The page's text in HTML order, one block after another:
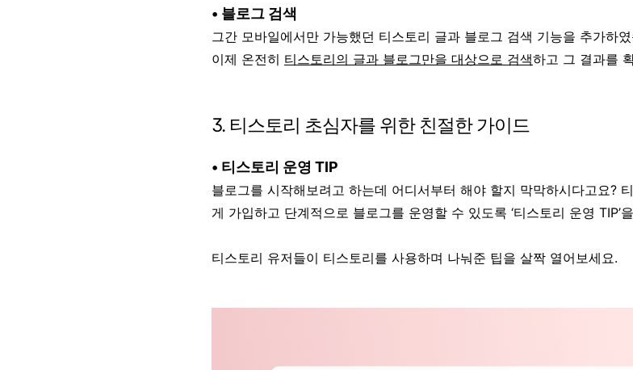
• 블로그 검색
그간 모바일에서만 가능했던 티스토리 글과 블로그 검색 기능을 추가하
이제 온전히 티스토리의 글과 블로그만을 대상으로 검색하고 그 결과를
3. 티스토리 초심자를 위한 친절한 가이드
• 티스토리 운영 TIP
블로그를 시작해보려고 하는데 어디서부터 해야 할지 막막하시다고요?
게 가입하고 단계적으로 블로그를 운영할 수 있도록 ‘티스토리 운영 TIP’
티스토리 유저들이 티스토리를 사용하며 나눠준 팁을 살짝 열어보세요.